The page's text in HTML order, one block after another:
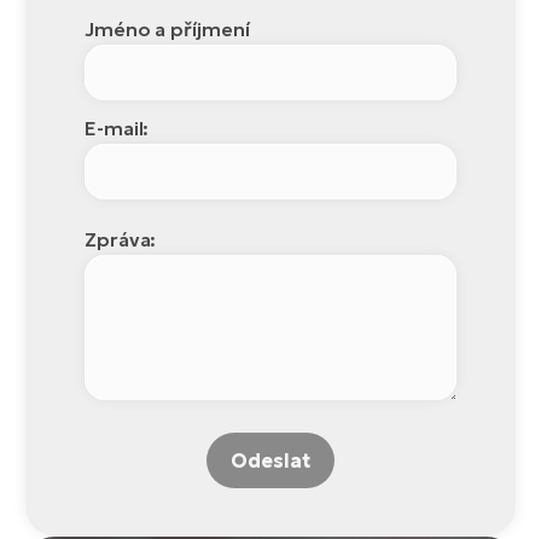
Jméno a příjmení
E-mail:
Zpráva:
Odeslat